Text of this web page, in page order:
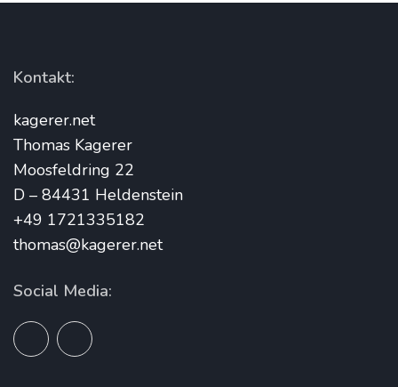
Kontakt:
kagerer.net
Thomas Kagerer
Moosfeldring 22
D – 84431 Heldenstein
+49 1721335182
thomas@kagerer.net
Social Media: